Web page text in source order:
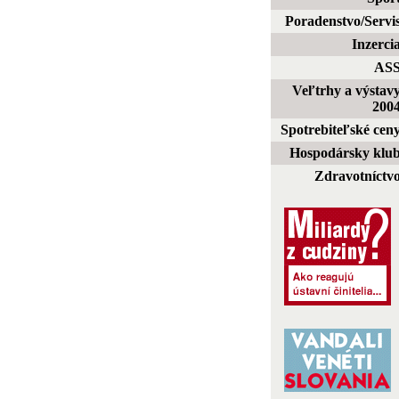
Poradenstvo/
Inzercia
Veľtrhy a
Spotrebiteľské
Hospodársky